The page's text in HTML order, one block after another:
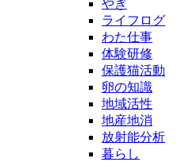
やぎ
ライフログ
わた仕事
体験研修
保護猫活動
卵の知識
地域活性
地産地消
放射能分析
暮らし